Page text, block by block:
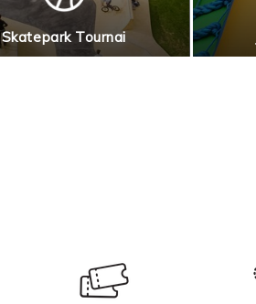
Skatepark Tournai